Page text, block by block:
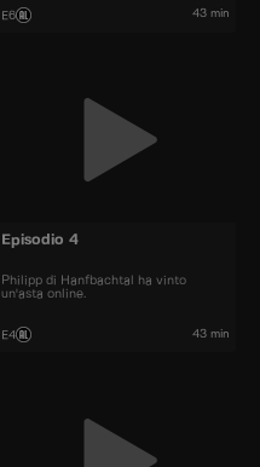
E6 43 min
Episodio 4
Philipp di Hanfbachtal ha vinto
un'asta online.
E4 43 min